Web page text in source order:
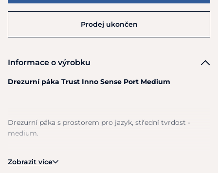
Prodej ukončen
Informace o výrobku
Drezurní páka Trust Inno Sense Port Medium
Drezurní páka s prostorem pro jazyk, střední tvrdost -
medium.
Zobrazit více